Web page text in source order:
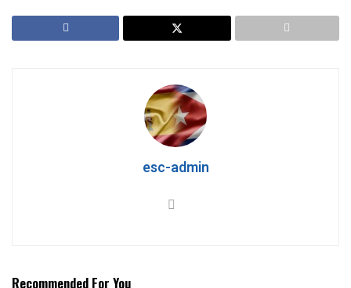
esc-admin
Recommended For You